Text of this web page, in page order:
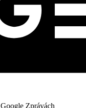
Zprávách